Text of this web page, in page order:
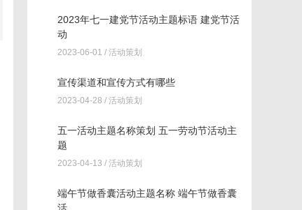
2023年七一建党节活动主题标语 建党节活
动
2023-06-01 / 活动策划
宣传渠道和宣传方式有哪些
2023-04-28 / 活动策划
五一活动主题名称策划 五一劳动节活动主
题
2023-04-13 / 活动策划
端午节做香囊活动主题名称 端午节做香囊